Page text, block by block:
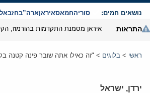
נושאים חמים: סוריהחמאסאיראןארה”ב
התראות
ראשי > בלוגים > "זה כאילו אתה שובר פינה קטנה
ירדן, ישראל